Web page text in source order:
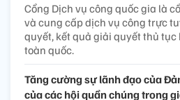
Cổng Dịch vụ công quốc gia là
và cung cấp dịch vụ công trực
quyết, kết quả giải quyết thủ
toàn quốc.
Tăng cường sự lãnh đạo của
của các hội quần chúng trong